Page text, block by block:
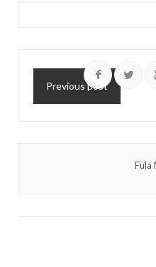
Previous post
Fula